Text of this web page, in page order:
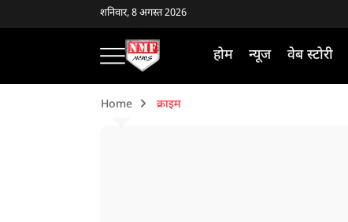
शनिवार, 8 अगस्त 2026
होम न्यूज वेब स्टोरी
Home क्राइम